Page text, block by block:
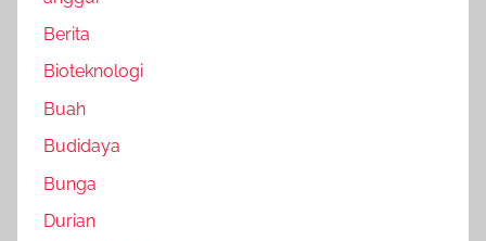
Berita
Bioteknologi
Buah
Budidaya
Bunga
Durian